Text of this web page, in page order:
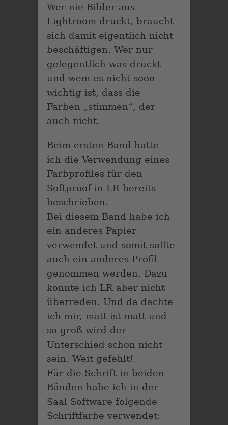
Wer nie Bilder aus
Lightroom druckt, braucht
sich damit eigentlich nicht
beschäftigen. Wer nur
gelegentlich was druckt
und wem es nicht sooo
wichtig ist, dass die
Farben „stimmen“, der
auch nicht.
Beim ersten Band hatte
ich die Verwendung eines
Farbprofiles für den
Softproof in LR bereits
beschrieben.
Bei diesem Band habe ich
ein anderes Papier
verwendet und somit sollte
auch ein anderes Profil
genommen werden. Dazu
konnte ich LR aber nicht
überreden. Und da dachte
ich mir, matt ist matt und
so groß wird der
Unterschied schon nicht
sein. Weit gefehlt!
Für die Schrift in beiden
Bänden habe ich in der
Saal-Software folgende
Schriftfarbe verwendet: